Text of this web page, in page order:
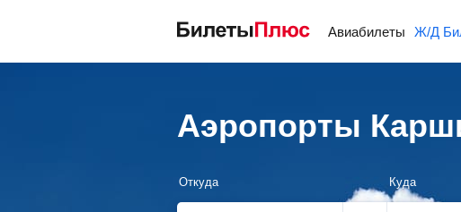
Авиабилеты Ж/Д
Аэропорты
Откуда Куда